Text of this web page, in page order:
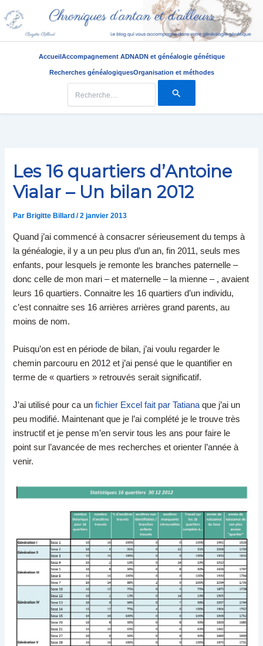
AccueilAccompagnement ADNADN et généalogie génétique
Recherches généalogiquesOrganisation et méthodes
Rechercher :
Les 16 quartiers d’Antoine
Vialar – Un bilan 2012
Par Brigitte Billard/2 janvier 2013
Quand j’ai commencé à consacrer sérieusement du temps à
la généalogie, il y a un peu plus d’un an, fin 2011, seuls mes
enfants, pour lesquels je remonte les branches paternelle –
donc celle de mon mari – et maternelle – la mienne – , avaient
leurs 16 quartiers. Connaitre les 16 quartiers d’un individu,
c’est connaitre ses 16 arrières arrières grand parents, au
moins de nom.
Puisqu’on est en période de bilan, j’ai voulu regarder le
chemin parcouru en 2012 et j’ai pensé que le quantifier en
terme de « quartiers » retrouvés serait significatif.
J’ai utilisé pour ca unfichier Excel fait par Tatianaque j’ai un
peu modifié. Maintenant que je l’ai complété je le trouve très
instructif et je pense m’en servir tous les ans pour faire le
point sur l’avancée de mes recherches et orienter l’année à
venir.